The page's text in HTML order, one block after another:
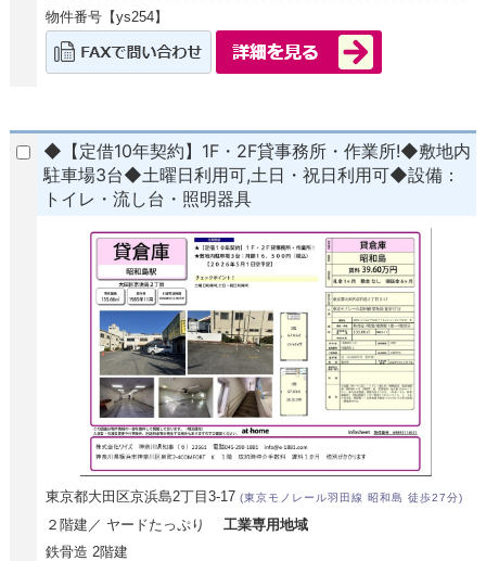
物件番号【ys254】
◆【定借10年契約】1F・2F貸事務所・作業所!◆敷地内
駐車場3台◆土曜日利用可,土日・祝日利用可◆設備：
トイレ・流し台・照明器具
東京都大田区京浜島2丁目3-17(東京モノレール羽田線 昭和島 徒歩27分)
２階建／ ヤードたっぷり工業専用地域
鉄骨造 2階建